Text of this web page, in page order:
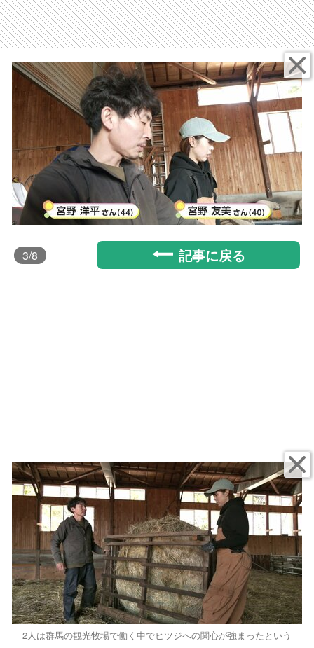
3/8 記事に戻る
2人は群馬の観光牧場で働く中でヒツジへの関心が強まったという